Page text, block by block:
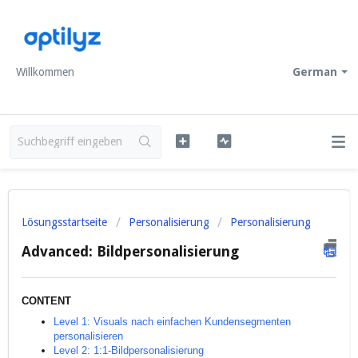
German
Willkommen
Lösungsstartseite Personalisierung Personalisierung
Advanced: Bildpersonalisierung
CONTENT
Level 1: Visuals nach einfachen Kundensegmenten
personalisieren
Level 2: 1:1-Bildpersonalisierung